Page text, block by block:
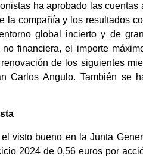
ha aprobado las
la compañía y los resultados
global incierto y de
financiera, el importe
de los siguientes
Carlos Angulo. También se
visto bueno en la Junta
2024 de 0,56 euros por